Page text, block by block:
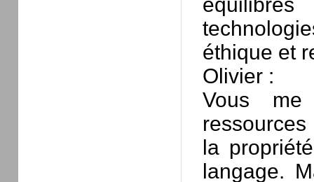
éthique et
Olivier :
Vous me
la
langage.